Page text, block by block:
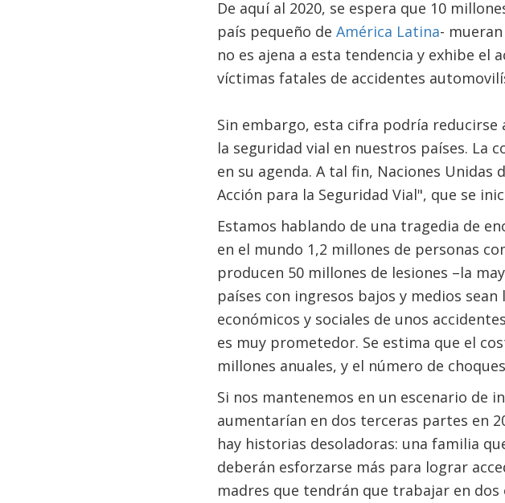
De aquí al 2020, se espera que 10
país pequeño de América Latina-
no es ajena a esta tendencia y exhibe el
víctimas fatales de accidentes
Sin embargo, esta cifra podría
la seguridad vial en nuestros países. La
en su agenda. A tal fin, Naciones Unidas
Acción para la Seguridad Vial", que se
Estamos hablando de una tragedia de
en el mundo 1,2 millones de personas
producen 50 millones de lesiones –la
países con ingresos bajos y medios
económicos y sociales de unos
es muy prometedor. Se estima que el
millones anuales, y el número de
Si nos mantenemos en un escenario de
aumentarían en dos terceras partes en
hay historias desoladoras: una familia
deberán esforzarse más para lograr
madres que tendrán que trabajar en